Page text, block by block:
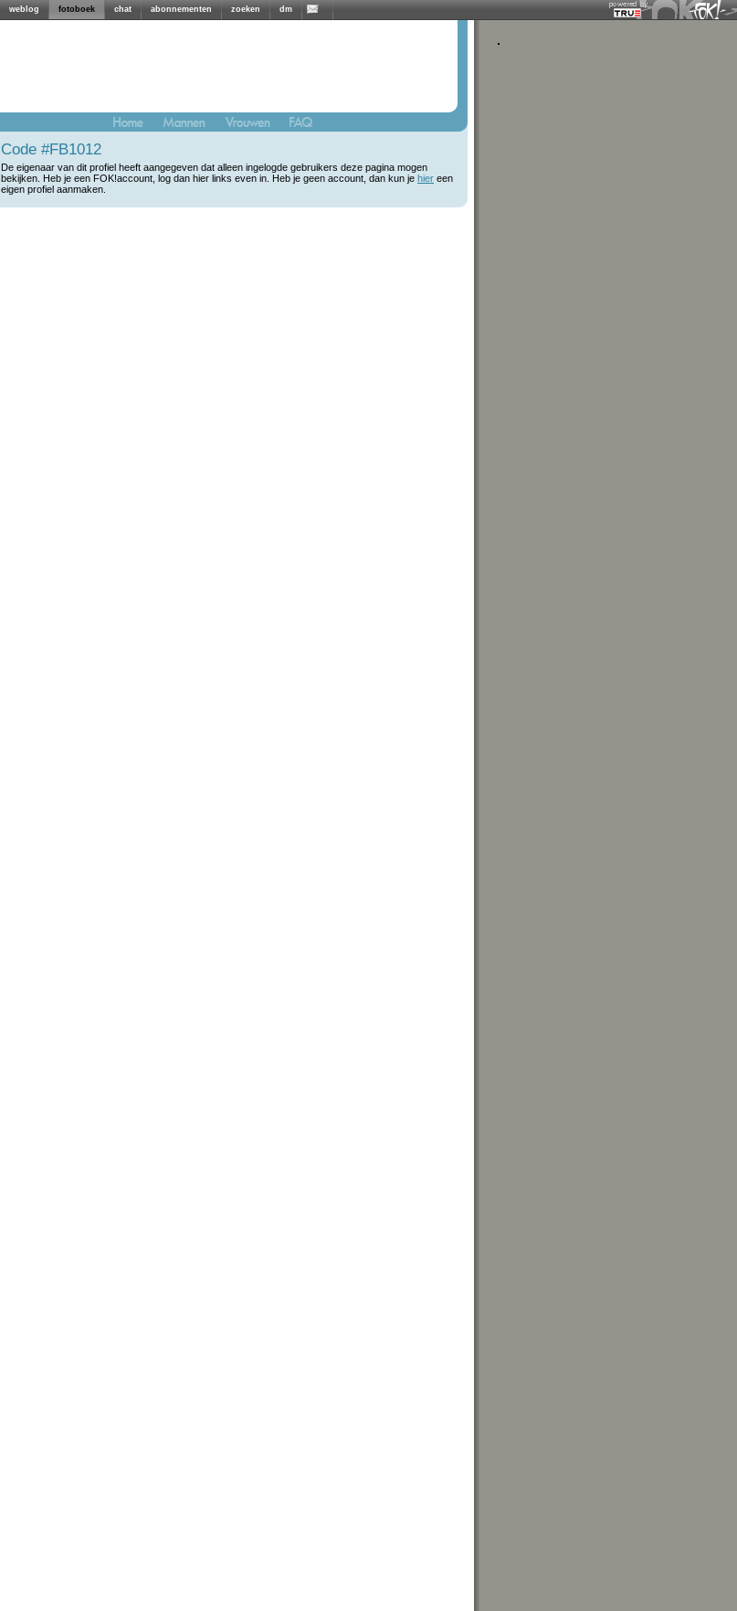
weblog fotoboek chat abonnementen zoeken dm
Code #FB1012
De eigenaar van dit profiel heeft aangegeven dat alleen ingelogde gebruikers deze pagina mogen
bekijken. Heb je een FOK!account, log dan hier links even in. Heb je geen account, dan kun je hier een
eigen profiel aanmaken.